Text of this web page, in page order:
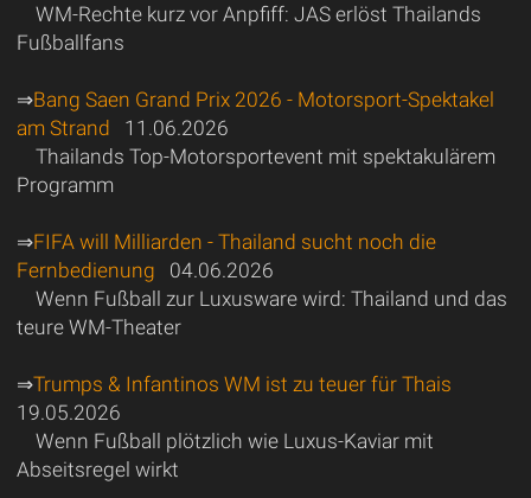
WM-Rechte kurz vor Anpfiff: JAS erlöst Thailands
Fußballfans
⇒Bang Saen Grand Prix 2026 - Motorsport-Spektakel
am Strand 11.06.2026
Thailands Top-Motorsportevent mit spektakulärem
Programm
⇒FIFA will Milliarden - Thailand sucht noch die
Fernbedienung 04.06.2026
Wenn Fußball zur Luxusware wird: Thailand und das
teure WM-Theater
⇒Trumps & Infantinos WM ist zu teuer für Thais
19.05.2026
Wenn Fußball plötzlich wie Luxus-Kaviar mit
Abseitsregel wirkt